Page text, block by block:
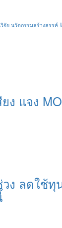
จัย นวัตกรรมสร้างสรรค์
แจง
ลดใช้ทุ